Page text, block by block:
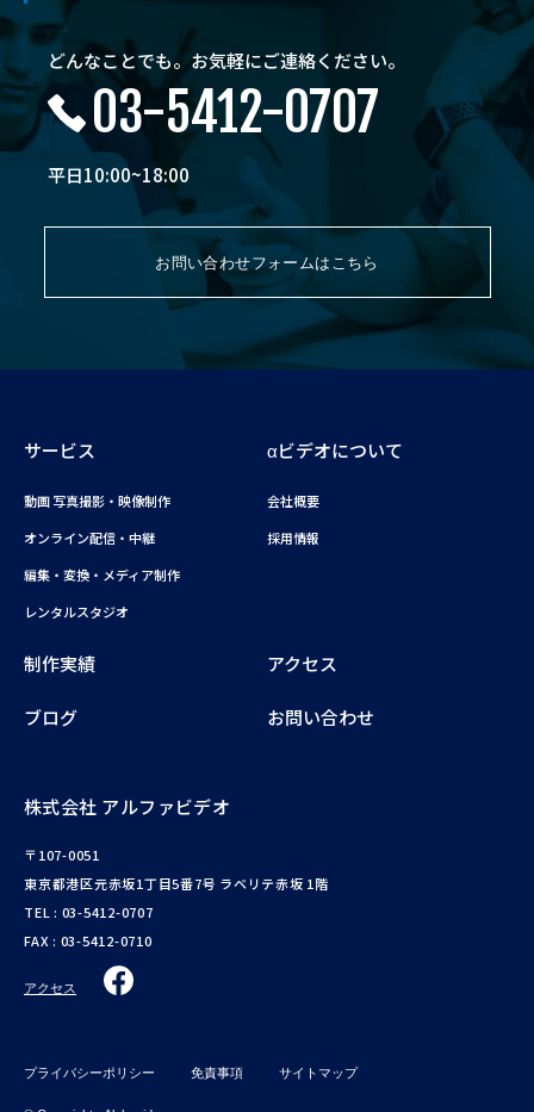
どんなことでも。お気軽にご連絡ください。
03-5412-0707
平日10:00~18:00
お問い合わせフォームはこちら
サービス
動画 写真撮影・映像制作
オンライン配信・中継
編集・変換・メディア制作
レンタルスタジオ
αビデオについて
会社概要
採用情報
制作実績 アクセス
ブログ お問い合わせ
株式会社 アルファビデオ
〒107-0051
東京都港区元赤坂1丁目5番7号 ラベリテ赤坂 1階
TEL : 03-5412-0707
FAX : 03-5412-0710
アクセス
プライバシーポリシー 免責事項 サイトマップ